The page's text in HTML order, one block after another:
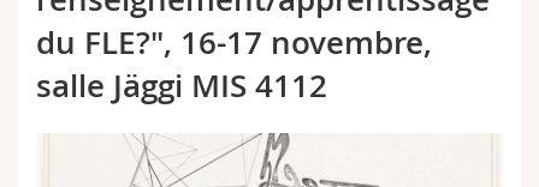
Université
Formation continue
Sciences économiques et sociales et management
Lettres et sciences humaines
Sciences de l'éducation et de la formation
Etudiants
Médias
Chercheurs
Annuaire du personnel
Plan d'accès
Bibliothèques
du FLE?", 16-17 novembre,
salle Jäggi MIS 4112